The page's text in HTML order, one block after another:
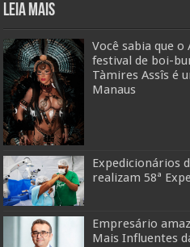
Leia mais
Você sabia que
festival de boi-
Tàmires Assîs é
Manaus
Expedicionários
realizam 58ª
Empresário
Mais Influentes